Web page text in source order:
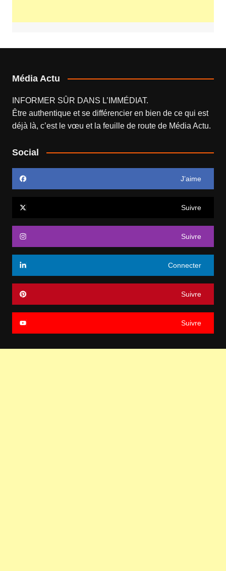
Média Actu
INFORMER SÛR DANS L’IMMÉDIAT.
Être authentique et se différencier en bien de ce qui est
déjà là, c’est le vœu et la feuille de route de Média Actu.
Social
J’aime
Suivre
Suivre
Connecter
Suivre
Suivre